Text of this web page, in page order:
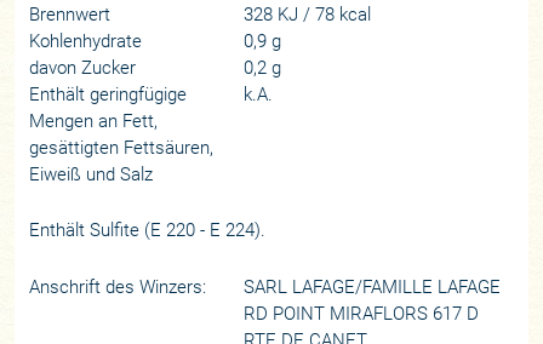
Brennwert
328 KJ / 78 kcal
Kohlenhydrate
0,9 g
davon Zucker
0,2 g
Enthält geringfügige
Mengen an Fett,
gesättigten Fettsäuren,
Eiweiß und Salz
k.A.
Enthält Sulfite (E 220 - E 224).
Anschrift des Winzers:
SARL LAFAGE/FAMILLE LAFAGE
RD POINT MIRAFLORS 617 D